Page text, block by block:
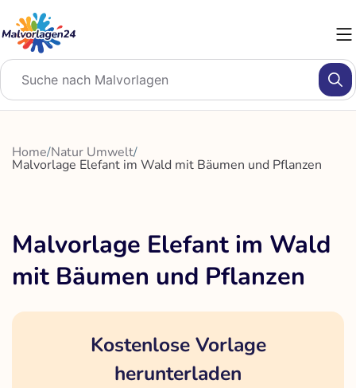
Inhalt
springen
Home/Natur Umwelt/
Malvorlage Elefant im Wald mit Bäumen und Pflanzen
Malvorlage Elefant im Wald
mit Bäumen und Pflanzen
Kostenlose Vorlage
herunterladen